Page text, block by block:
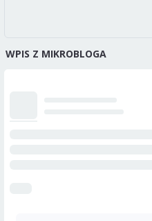
WPIS Z MIKROBLOGA